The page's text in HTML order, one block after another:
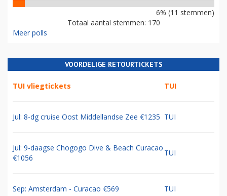
6% (11 stemmen)
Totaal aantal stemmen: 170
Meer polls
VOORDELIGE RETOURTICKETS
TUI vliegtickets TUI
Jul: 8-dg cruise Oost Middellandse Zee €1235 TUI
Jul: 9-daagse Chogogo Dive & Beach Curacao
€1056
TUI
Sep: Amsterdam - Curacao €569 TUI